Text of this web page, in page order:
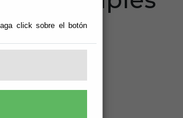
click sobre el botón